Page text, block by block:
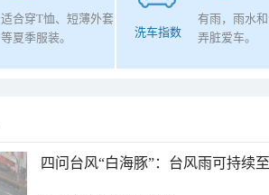
适合穿T恤、短薄外套
等夏季服装。
洗车指数
有雨，雨水
弄脏爱车。
四问台风“白海豚”：台风雨可持续